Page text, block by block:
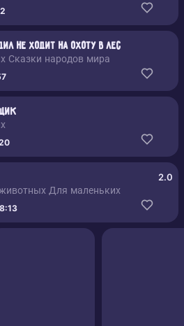
не ходит на охоту в лес
Сказки народов мира
Для маленьких
2.0